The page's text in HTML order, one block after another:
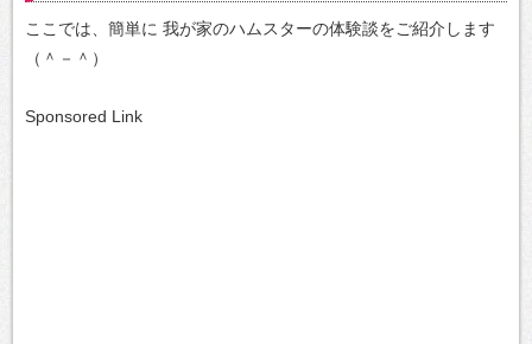
ここでは、簡単に 我が家のハムスターの体験談をご紹介します
（＾－＾）
Sponsored Link